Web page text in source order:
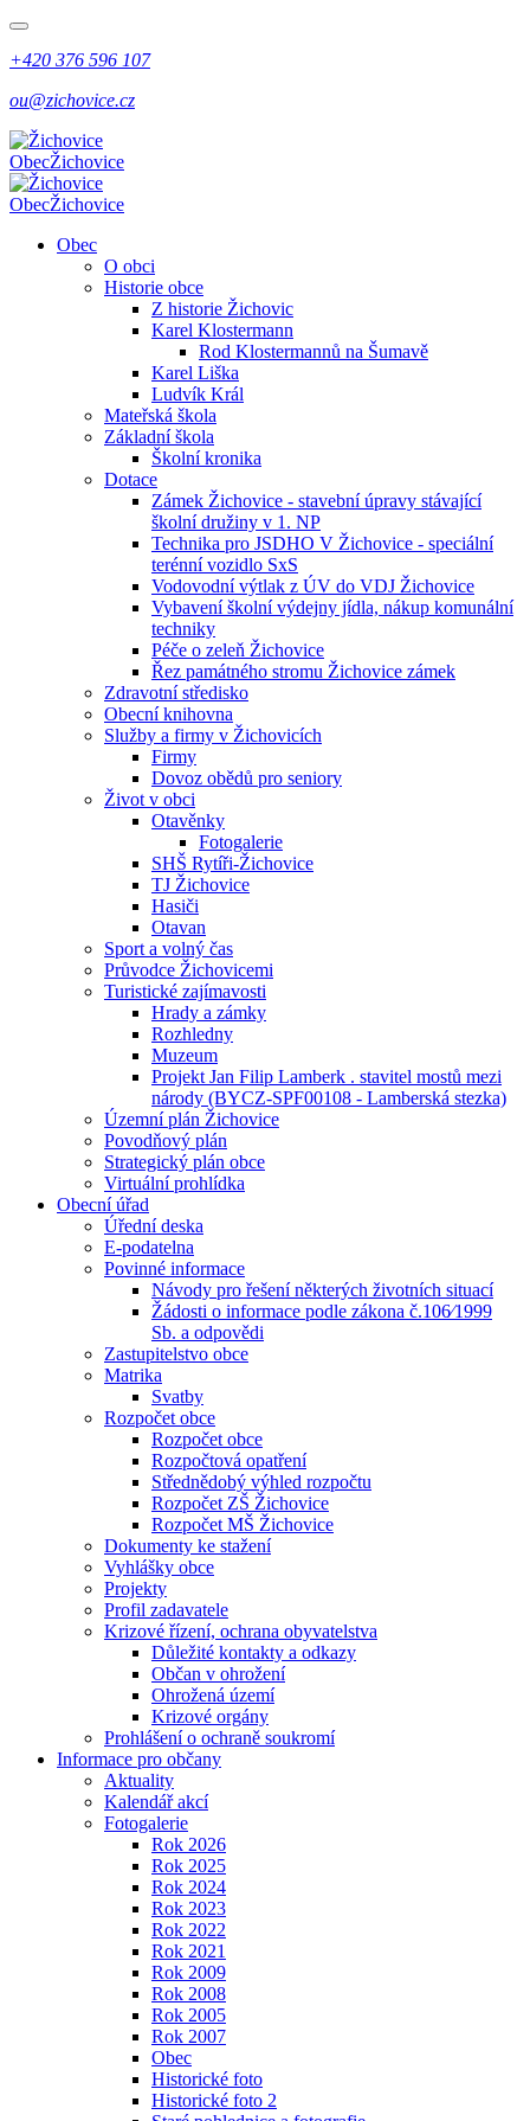
+420 376 596 107
ou@zichovice.cz
ObecŽichovice
ObecŽichovice
Obec
O obci
Historie obce
Z historie Žichovic
Karel Klostermann
Rod Klostermannů na Šumavě
Karel Liška
Ludvík Král
Mateřská škola
Základní škola
Školní kronika
Dotace
Zámek Žichovice - stavební úpravy stávající
školní družiny v 1. NP
Technika pro JSDHO V Žichovice - speciální
terénní vozidlo SxS
Vodovodní výtlak z ÚV do VDJ Žichovice
Vybavení školní výdejny jídla, nákup komunální
techniky
Péče o zeleň Žichovice
Řez památného stromu Žichovice zámek
Zdravotní středisko
Obecní knihovna
Služby a firmy v Žichovicích
Firmy
Dovoz obědů pro seniory
Život v obci
Otavěnky
Fotogalerie
SHŠ Rytíři-Žichovice
TJ Žichovice
Hasiči
Otavan
Sport a volný čas
Průvodce Žichovicemi
Turistické zajímavosti
Hrady a zámky
Rozhledny
Muzeum
Projekt Jan Filip Lamberk . stavitel mostů mezi
národy (BYCZ-SPF00108 - Lamberská stezka)
Územní plán Žichovice
Povodňový plán
Strategický plán obce
Virtuální prohlídka
Obecní úřad
Úřední deska
E-podatelna
Povinné informace
Návody pro řešení některých životních situací
Žádosti o informace podle zákona č.106⁄1999
Sb. a odpovědi
Zastupitelstvo obce
Matrika
Svatby
Rozpočet obce
Rozpočet obce
Rozpočtová opatření
Střednědobý výhled rozpočtu
Rozpočet ZŠ Žichovice
Rozpočet MŠ Žichovice
Dokumenty ke stažení
Vyhlášky obce
Projekty
Profil zadavatele
Krizové řízení, ochrana obyvatelstva
Důležité kontakty a odkazy
Občan v ohrožení
Ohrožená území
Krizové orgány
Prohlášení o ochraně soukromí
Informace pro občany
Aktuality
Kalendář akcí
Fotogalerie
Rok 2026
Rok 2025
Rok 2024
Rok 2023
Rok 2022
Rok 2021
Rok 2009
Rok 2008
Rok 2005
Rok 2007
Obec
Historické foto
Historické foto 2